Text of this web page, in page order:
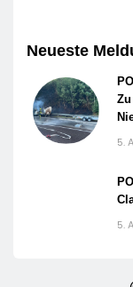
Neueste
5.
5.